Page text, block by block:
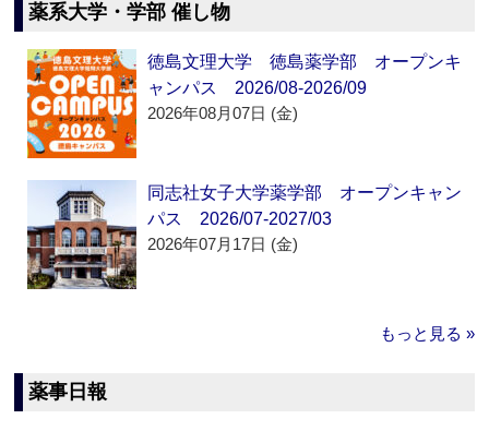
薬系大学・学部 催し物
徳島文理大学 徳島薬学部 オープンキ
ャンパス 2026/08-2026/09
2026年08月07日 (金)
同志社女子大学薬学部 オープンキャン
パス 2026/07-2027/03
2026年07月17日 (金)
もっと見る »
薬事日報